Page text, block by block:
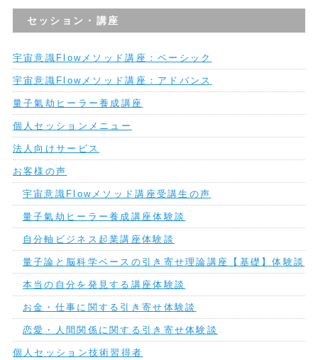
セッション・講座
宇宙意識Flowメソッド講座：ベーシック
宇宙意識Flowメソッド講座：アドバンス
量子氣劫ヒーラー養成講座
個人セッションメニュー
法人向けサービス
お客様の声
宇宙意識Flowメソッド講座受講生の声
量子氣劫ヒーラー養成講座体験談
自分軸ビジネス起業講座体験談
量子論と脳科学ベースの引き寄せ理論講座【基礎】体験談
本当の自分を発見する講座体験談
お金・仕事に関する引き寄せ体験談
恋愛・人間関係に関する引き寄せ体験談
個人セッション技術習得者